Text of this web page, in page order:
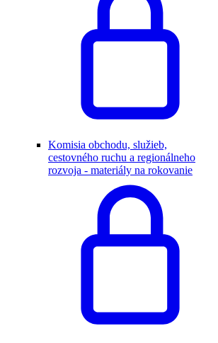
Komisia obchodu, služieb,
cestovného ruchu a regionálneho
rozvoja - materiály na rokovanie